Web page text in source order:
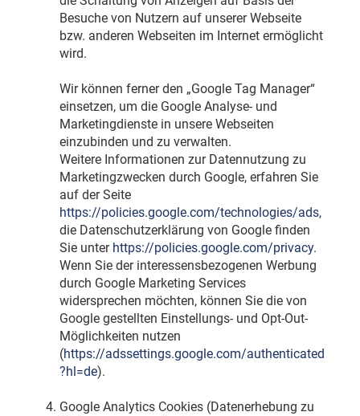
Besuche von Nutzern auf unserer Webseite
bzw. anderen Webseiten im Internet ermöglicht
wird.
Wir können ferner den „Google Tag Manager“
einsetzen, um die Google Analyse- und
Marketingdienste in unsere Webseiten
einzubinden und zu verwalten.
Weitere Informationen zur Datennutzung zu
Marketingzwecken durch Google, erfahren Sie
auf der Seite
https://policies.google.com/technologies/ads,
die Datenschutzerklärung von Google finden
Sie unter https://policies.google.com/privacy.
Wenn Sie der interessensbezogenen Werbung
durch Google Marketing Services
widersprechen möchten, können Sie die von
Google gestellten Einstellungs- und Opt-Out-
Möglichkeiten nutzen
(https://adssettings.google.com/authenticated
?hl=de).
Google Analytics Cookies (Datenerhebung zu